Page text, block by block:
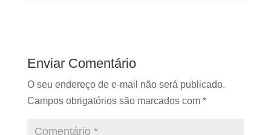
Enviar Comentário
O seu endereço de e-mail não será publicado.
Campos obrigatórios são marcados com *